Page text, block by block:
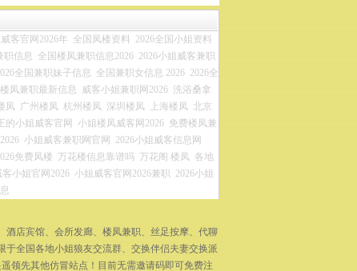
客官网2026年 全国凤楼资料
2026全国小姐资料
职信息 全国楼凤兼职信息2026 2026小姐威客兼职
全国兼职妹子信息 全国兼职女信息 2026 2026全
凤兼职最新信息 威客小姐兼职网2026 洗浴桑拿
凤 广州楼凤 杭州楼凤 深圳楼凤 上海楼凤 北京
的小姐威客官网 小姐楼凤威客网2026 免费楼凤兼
小姐威客兼职网官网
2026小姐威客信息网
免费凤楼 万花楼信息靠谱吗 万花阁 楼凤 各地
客小姐官网2026 小姐威客官网2026兼职 2026小姐
酒店宾馆、会所发廊、楼凤兼职、丝足按摩、代聊
全国各地小姐狼友交流群、交换伴侣夫妻交换派
领先其他仿冒站点！目前无需邀请码即可免费注